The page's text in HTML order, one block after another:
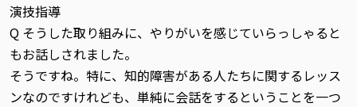
演技指導
Q そうした取り組みに、やりがいを感じていらっしゃると
もお話しされました。
そうですね。特に、知的障害がある人たちに関するレッス
ンなのですけれども、単純に会話をするということを一つ